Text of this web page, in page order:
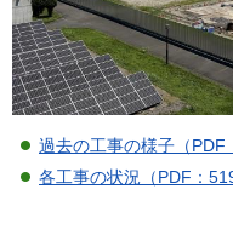
過去の工事の様子（PDF
各工事の状況（PDF：